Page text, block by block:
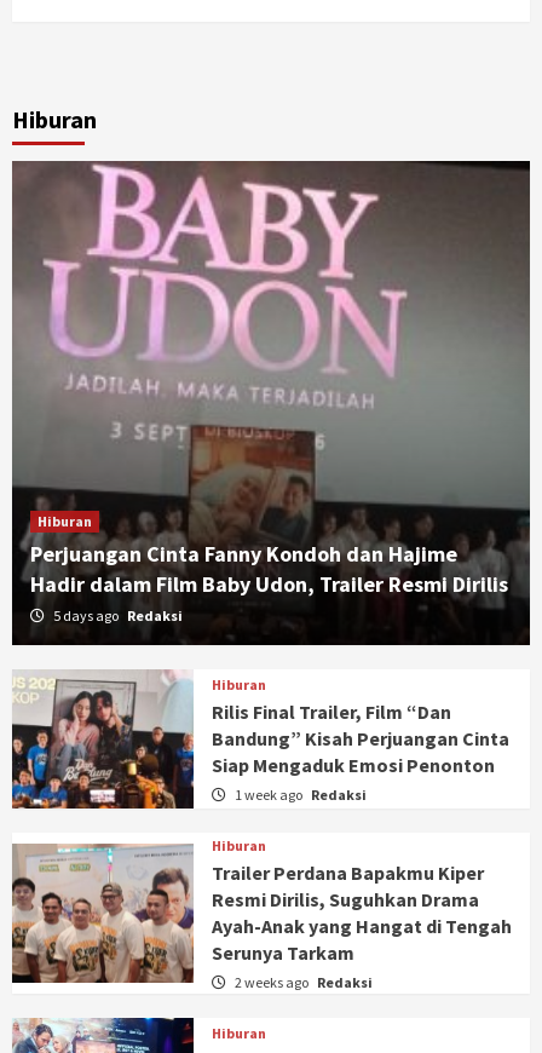
Hiburan
Hiburan
Perjuangan Cinta Fanny Kondoh dan Hajime
Hadir dalam Film Baby Udon, Trailer Resmi Dirilis
5 days ago Redaksi
Hiburan
Rilis Final Trailer, Film “Dan
Bandung” Kisah Perjuangan Cinta
Siap Mengaduk Emosi Penonton
1 week ago Redaksi
Hiburan
Trailer Perdana Bapakmu Kiper
Resmi Dirilis, Suguhkan Drama
Ayah-Anak yang Hangat di Tengah
Serunya Tarkam
2 weeks ago Redaksi
Hiburan